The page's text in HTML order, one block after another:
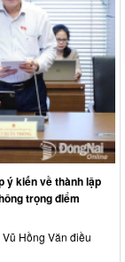
ý kiến về thành lập
trọng điểm
Hồng Văn điều